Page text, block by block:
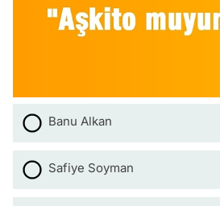
Banu Alkan
Safiye Soyman